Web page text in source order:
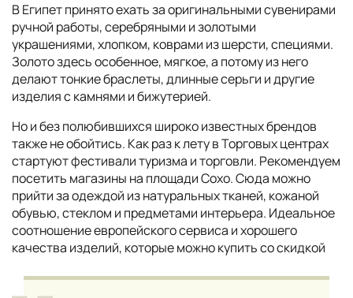
В Египет принято ехать за оригинальными сувенирами
ручной работы, серебряными и золотыми
украшениями, хлопком, коврами из шерсти, специями.
Золото здесь особенное, мягкое, а потому из него
делают тонкие браслеты, длинные серьги и другие
изделия с камнями и бижутерией.
Но и без полюбившихся широко известных брендов
также не обойтись. Как раз к лету в Торговых центрах
стартуют фестивали туризма и торговли. Рекомендуем
посетить магазины на площади Сохо. Сюда можно
прийти за одеждой из натуральных тканей, кожаной
обувью, стеклом и предметами интерьера. Идеальное
соотношение европейского сервиса и хорошего
качества изделий, которые можно купить со скидкой